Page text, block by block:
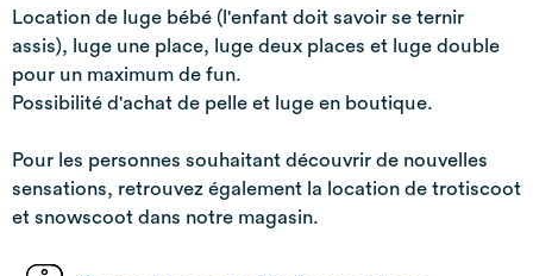
Location de luge bébé (l'enfant doit savoir se ternir
assis), luge une place, luge deux places et luge double
pour un maximum de fun.
Possibilité d'achat de pelle et luge en boutique.
Pour les personnes souhaitant découvrir de nouvelles
sensations, retrouvez également la location de trotiscoot
et snowscoot dans notre magasin.